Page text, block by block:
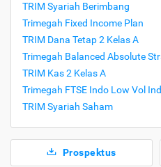
TRIM Syariah Berimbang
Trimegah Fixed Income Plan
TRIM Dana Tetap 2 Kelas A
Trimegah Balanced Absolute
TRIM Kas 2 Kelas A
Trimegah FTSE Indo Low Vol
TRIM Syariah Saham
Prospektus